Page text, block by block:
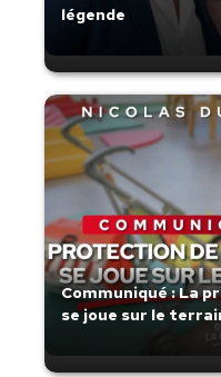
légende
Communiqué : La
se joue sur le